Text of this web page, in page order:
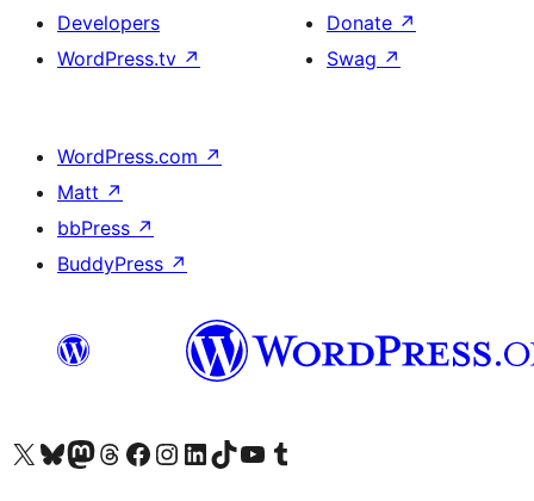
Developers
WordPress.tv ↗
Donate ↗
Swag ↗
WordPress.com ↗
Matt ↗
bbPress ↗
BuddyPress ↗
Visit our X (formerly Twitter) account
Visit our Bluesky account
Visit our Mastodon account
Visit our Threads account
Visit our Facebook page
Visit our Instagram account
Visit our LinkedIn account
Visit our TikTok account
Visit our YouTube channel
Visit our Tumblr account